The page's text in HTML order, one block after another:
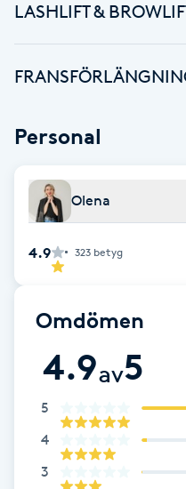
Balayage
Bambumassage
Barber
BIAB
Blowout
Bottenfärg
Brynformning
Brynfärgning
LASHLIFT &
Personal
Olena
4.9 323 betyg
Omdömen
4.9av5
5
4
3